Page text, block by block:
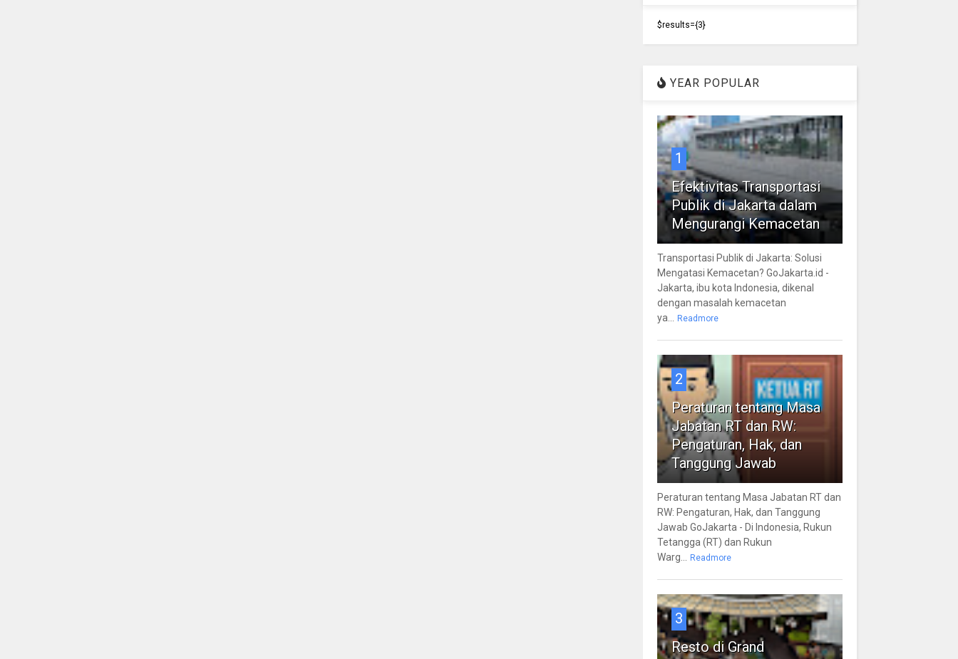
$results={3}
YEAR POPULAR
1
Efektivitas Transportasi
Publik di Jakarta dalam
Mengurangi Kemacetan
Transportasi Publik di Jakarta: Solusi
Mengatasi Kemacetan? GoJakarta.id -
Jakarta, ibu kota Indonesia, dikenal
dengan masalah kemacetan
ya... Readmore
2
Peraturan tentang Masa
Jabatan RT dan RW:
Pengaturan, Hak, dan
Tanggung Jawab
Peraturan tentang Masa Jabatan RT dan
RW: Pengaturan, Hak, dan Tanggung
Jawab GoJakarta - Di Indonesia, Rukun
Tetangga (RT) dan Rukun
Warg... Readmore
3
Resto di Grand